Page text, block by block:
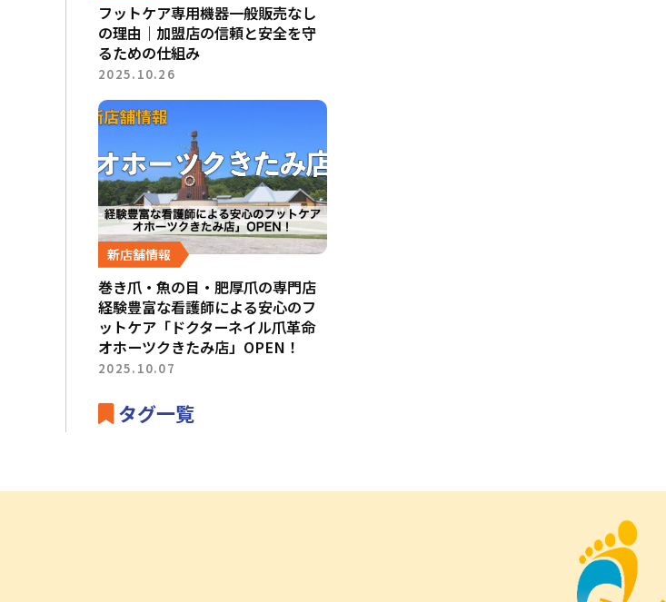
フットケア専用機器一般販売なし
の理由｜加盟店の信頼と安全を守
るための仕組み
2025.10.26
新店舗情報
巻き爪・魚の目・肥厚爪の専門店
経験豊富な看護師による安心のフ
ットケア「ドクターネイル爪革命
オホーツクきたみ店」OPEN！
2025.10.07
タグ一覧